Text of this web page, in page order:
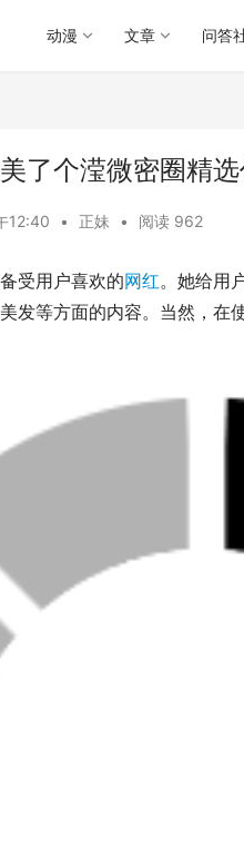
动漫 文章 问答
了个滢微密圈精
12:40 • 正妹 • 阅读 962
受用户喜欢的网红。她给用
发等方面的内容。当然，在